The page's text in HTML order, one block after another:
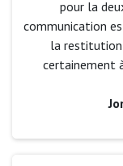
pour la
communication
la restitution
certainement